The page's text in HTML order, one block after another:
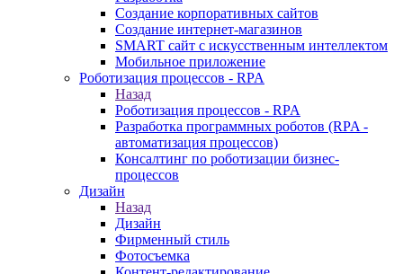
Создание корпоративных сайтов
Создание интернет-магазинов
SMART сайт с искусственным интеллектом
Мобильное приложение
Роботизация процессов - RPA
Назад
Роботизация процессов - RPA
Разработка программных роботов (RPA -
автоматизация процессов)
Консалтинг по роботизации бизнес-
процессов
Дизайн
Назад
Дизайн
Фирменный стиль
Фотосъемка